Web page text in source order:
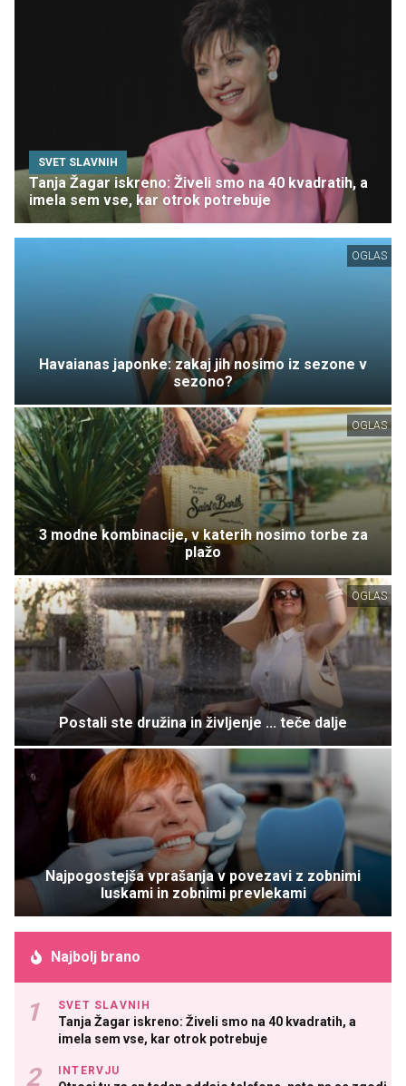
SVET SLAVNIH
Tanja Žagar iskreno: Živeli smo na 40 kvadratih, a
imela sem vse, kar otrok potrebuje
OGLAS
Havaianas japonke: zakaj jih nosimo iz sezone v
sezono?
OGLAS
3 modne kombinacije, v katerih nosimo torbe za
plažo
OGLAS
Postali ste družina in življenje ... teče dalje
Najpogostejša vprašanja v povezavi z zobnimi
luskami in zobnimi prevlekami
Najbolj brano
SVET SLAVNIH
Tanja Žagar iskreno: Živeli smo na 40 kvadratih, a
imela sem vse, kar otrok potrebuje
INTERVJU